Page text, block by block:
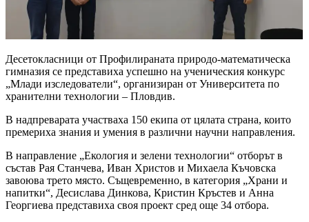
Десетокласници от Профилираната природо-математическа
гимназия се представиха успешно на ученическия конкурс
„Млади изследователи“, организиран от Университета по
хранителни технологии – Пловдив.
В надпреварата участваха 150 екипа от цялата страна, които
премериха знания и умения в различни научни направления.
В направление „Екология и зелени технологии“ отборът в
състав Рая Станчева, Иван Христов и Михаела Къчовска
завоюва трето място. Същевременно, в категория „Храни и
напитки“, Десислава Динкова, Кристин Кръстев и Анна
Георгиева представиха своя проект сред още 34 отбора.